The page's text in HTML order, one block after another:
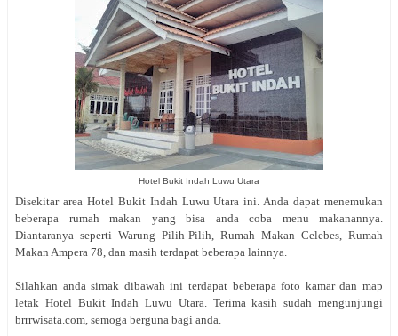
Hotel Bukit Indah Luwu Utara
Disekitar area Hotel Bukit Indah Luwu Utara ini. Anda dapat menemukan
beberapa rumah makan yang bisa anda coba menu makanannya.
Diantaranya seperti Warung Pilih-Pilih, Rumah Makan Celebes, Rumah
Makan Ampera 78, dan masih terdapat beberapa lainnya.
Silahkan anda simak dibawah ini terdapat beberapa foto kamar dan map
letak Hotel Bukit Indah Luwu Utara. Terima kasih sudah mengunjungi
brrrwisata.com, semoga berguna bagi anda.